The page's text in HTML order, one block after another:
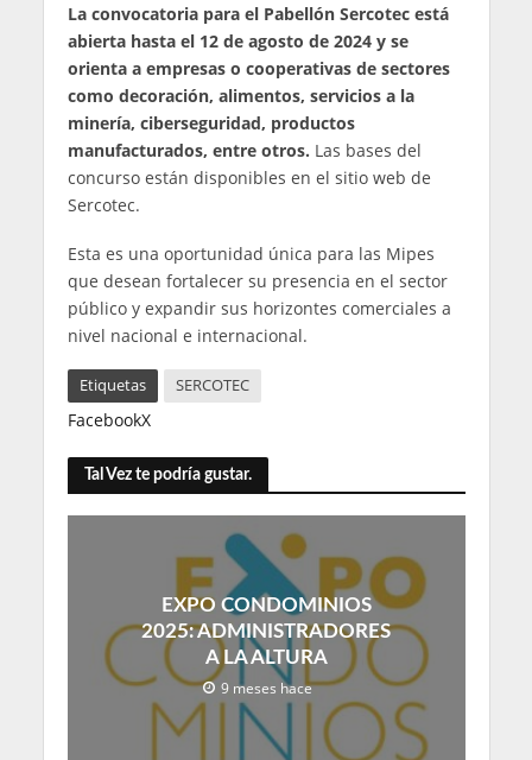
La convocatoria para el Pabellón Sercotec está
abierta hasta el 12 de agosto de 2024 y se
orienta a empresas o cooperativas de sectores
como decoración, alimentos, servicios a la
minería, ciberseguridad, productos
manufacturados, entre otros. Las bases del
concurso están disponibles en el sitio web de
Sercotec.
Esta es una oportunidad única para las Mipes
que desean fortalecer su presencia en el sector
público y expandir sus horizontes comerciales a
nivel nacional e internacional.
Etiquetas SERCOTEC
FacebookX
Tal Vez te podría gustar.
EXPO CONDOMINIOS
2025: ADMINISTRADORES
A LA ALTURA
9 meses hace